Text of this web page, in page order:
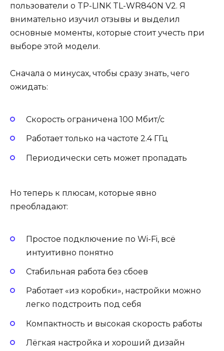
пользователи о TP-LINK TL-WR840N V2. Я
внимательно изучил отзывы и выделил
основные моменты, которые стоит учесть при
выборе этой модели.
Сначала о минусах, чтобы сразу знать, чего
ожидать:
Скорость ограничена 100 Мбит/с
Работает только на частоте 2.4 ГГц
Периодически сеть может пропадать
Но теперь к плюсам, которые явно
преобладают:
Простое подключение по Wi-Fi, всё
интуитивно понятно
Стабильная работа без сбоев
Работает «из коробки», настройки можно
легко подстроить под себя
Компактность и высокая скорость работы
Лёгкая настройка и хороший дизайн